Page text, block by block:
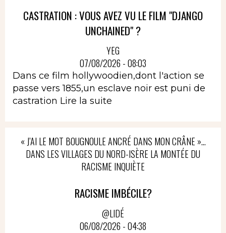
CASTRATION : VOUS AVEZ VU LE FILM "DJANGO
UNCHAINED" ?
YEG
07/08/2026 - 08:03
Dans ce film hollywoodien,dont l'action se
passe vers 1855,un esclave noir est puni de
castration Lire la suite
« J’AI LE MOT BOUGNOULE ANCRÉ DANS MON CRÂNE »…
DANS LES VILLAGES DU NORD-ISÈRE LA MONTÉE DU
RACISME INQUIÈTE
RACISME IMBÉCILE?
@LIDÉ
06/08/2026 - 04:38